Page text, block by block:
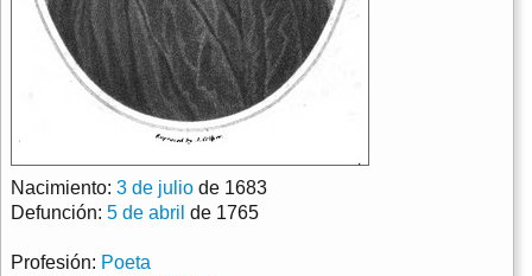
Nacimiento: 3 de julio de 1683
Defunción: 5 de abril de 1765
Profesión: Poeta